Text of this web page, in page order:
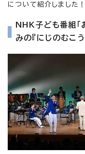
について紹介しました！
NHK子ども番組「
みの『にじのむこ